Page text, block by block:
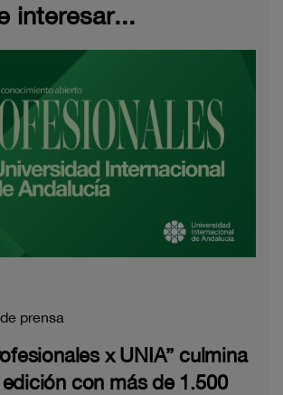
interesar...
prensa
x UNIA” culmina
con más de 1.500